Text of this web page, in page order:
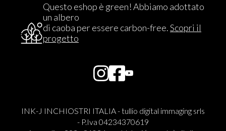
Questo eshop è green! Abbiamo adottato
un albero
di caoba per essere carbon-free.Scopri il
progetto
INK-J INCHIOSTRI ITALIA - tullio digital immaging srls
- P.Iva 04234370619